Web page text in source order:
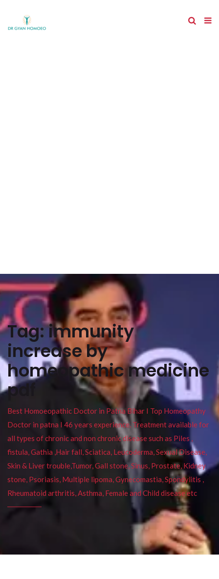
Tag:immunity
increase by
homeopathic medicine
pdf
Best Homoeopathic Doctor in Patna Bihar I Top Homeopathy
Doctor in patna I 46 years experience. Treatment available for
all types of chronic and non chronic disease such as Piles ,
fistula, Gathia ,Hair fall, Sciatica, Leucoderma, Sexual Disease,
Skin & Liver trouble,Tumor, Gall stone, Sinus, Prostate, Kidney
stone, Psoriasis, Multiple lipoma, Gynecomastia, Spondylitis ,
Rheumatoid arthritis, Asthma, Female and Child disease etc